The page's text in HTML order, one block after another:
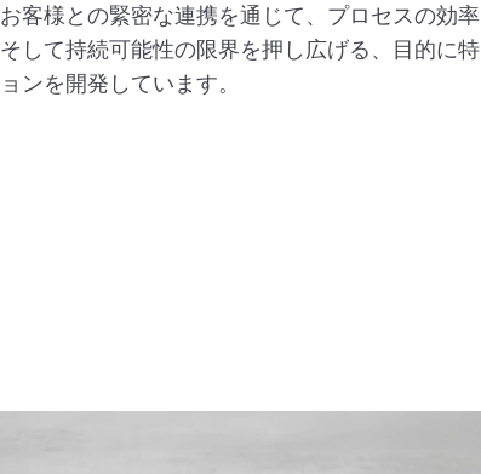
客様との緊密な連携を通じて、プロセスの効率
して持続可能性の限界を押し広げる、目的に特
ンを開発しています。